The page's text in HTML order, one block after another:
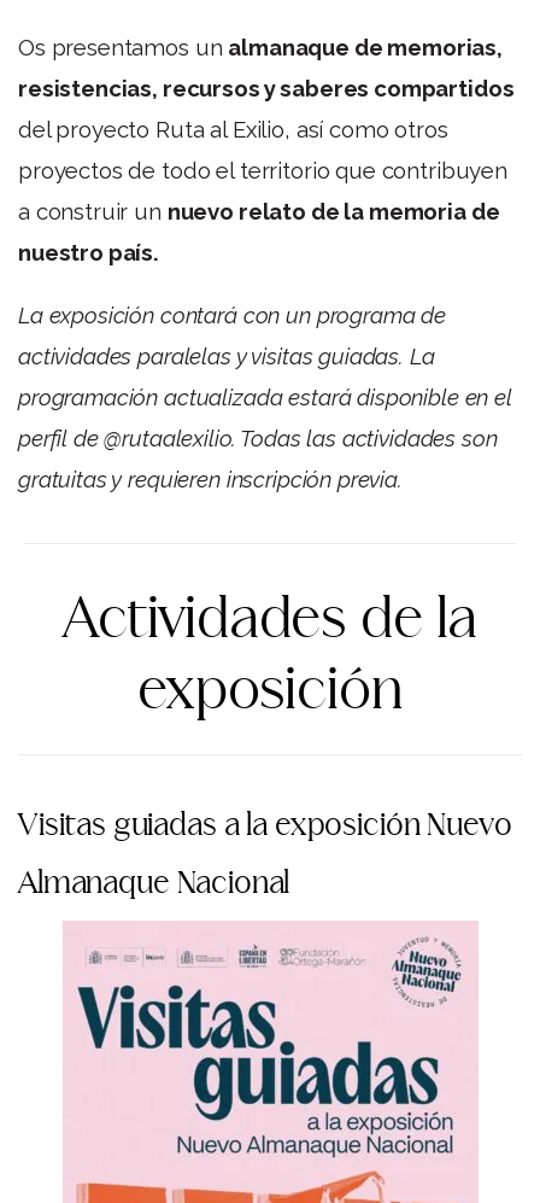
Os presentamos un almanaque de memorias,
resistencias, recursos y saberes compartidos
del proyecto Ruta al Exilio, así como otros
proyectos de todo el territorio que contribuyen
a construir un nuevo relato de la memoria de
nuestro país.
La exposición contará con un programa de
actividades paralelas y visitas guiadas. La
programación actualizada estará disponible en el
perfil de @rutaalexilio. Todas las actividades son
gratuitas y requieren inscripción previa.
Actividades de la
exposición
Visitas guiadas a la exposición Nuevo
Almanaque Nacional